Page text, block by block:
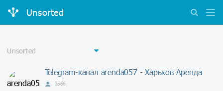
Unsorted
Telegram-канал arenda057 - Харьков Аренда
3566